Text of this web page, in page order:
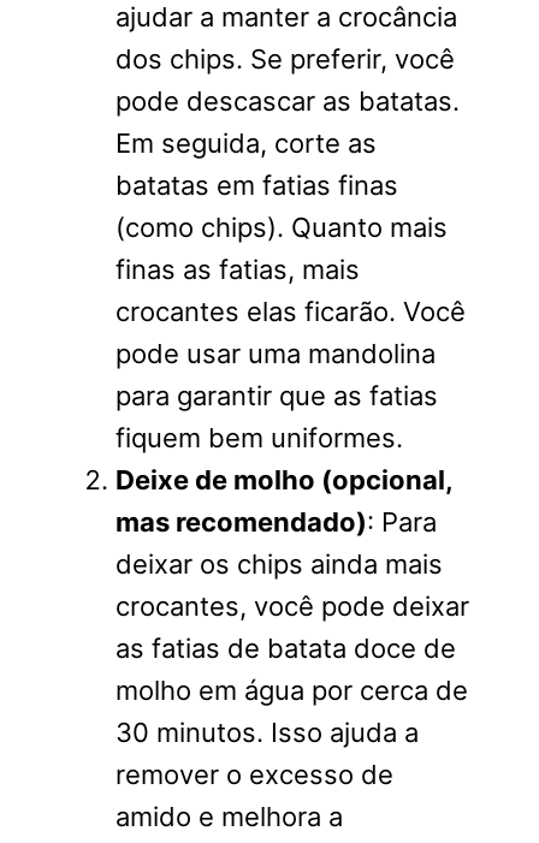
ajudar a manter a crocância
dos chips. Se preferir, você
pode descascar as batatas.
Em seguida, corte as
batatas em fatias finas
(como chips). Quanto mais
finas as fatias, mais
crocantes elas ficarão. Você
pode usar uma mandolina
para garantir que as fatias
fiquem bem uniformes.
Deixe de molho (opcional,
mas recomendado): Para
deixar os chips ainda mais
crocantes, você pode deixar
as fatias de batata doce de
molho em água por cerca de
30 minutos. Isso ajuda a
remover o excesso de
amido e melhora a